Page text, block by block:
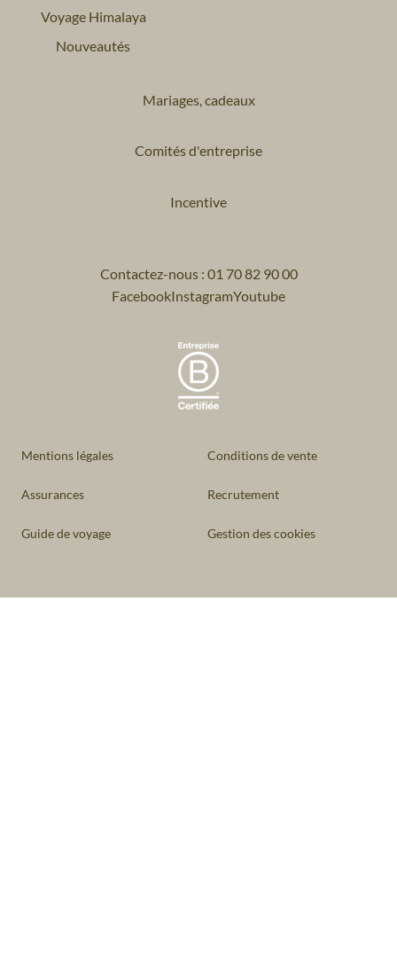
Voyage Himalaya
Nouveautés
Mariages, cadeaux
Comités d'entreprise
Incentive
Contactez-nous : 01 70 82 90 00
FacebookInstagramYoutube
Mentions légales Conditions de vente
Assurances Recrutement
Guide de voyage Gestion des cookies